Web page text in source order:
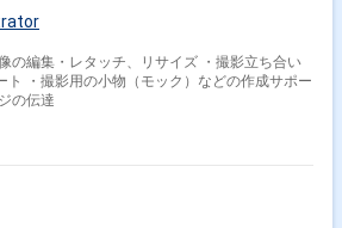
の編集・レタッチ、リサイズ ・撮影立ち合い
ト ・撮影用の小物（モック）などの作成サポー
の伝達